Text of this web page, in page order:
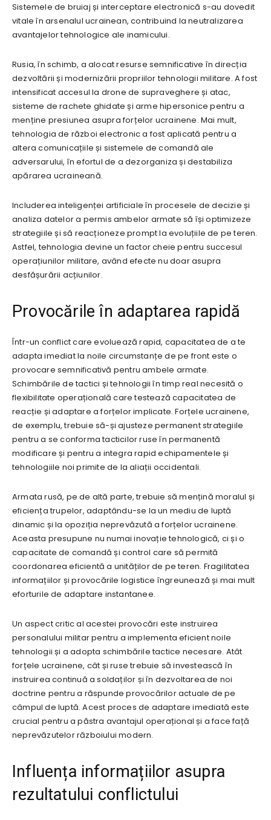
Sistemele de bruiaj și interceptare electronică s-au dovedit
vitale în arsenalul ucrainean, contribuind la neutralizarea
avantajelor tehnologice ale inamicului.
Rusia, în schimb, a alocat resurse semnificative în direcția
dezvoltării și modernizării propriilor tehnologii militare. A fost
intensificat accesul la drone de supraveghere și atac,
sisteme de rachete ghidate și arme hipersonice pentru a
menține presiunea asupra forțelor ucrainene. Mai mult,
tehnologia de război electronic a fost aplicată pentru a
altera comunicațiile și sistemele de comandă ale
adversarului, în efortul de a dezorganiza și destabiliza
apărarea ucraineană.
Includerea inteligenței artificiale în procesele de decizie și
analiza datelor a permis ambelor armate să își optimizeze
strategiile și să reacționeze prompt la evoluțiile de pe teren.
Astfel, tehnologia devine un factor cheie pentru succesul
operațiunilor militare, având efecte nu doar asupra
desfășurării acțiunilor.
Provocările în adaptarea rapidă
Într-un conflict care evoluează rapid, capacitatea de a te
adapta imediat la noile circumstanțe de pe front este o
provocare semnificativă pentru ambele armate.
Schimbările de tactici și tehnologii în timp real necesită o
flexibilitate operațională care testează capacitatea de
reacție și adaptare a forțelor implicate. Forțele ucrainene,
de exemplu, trebuie să-și ajusteze permanent strategiile
pentru a se conforma tacticilor ruse în permanentă
modificare și pentru a integra rapid echipamentele și
tehnologiile noi primite de la aliații occidentali.
Armata rusă, pe de altă parte, trebuie să mențină moralul și
eficiența trupelor, adaptându-se la un mediu de luptă
dinamic și la opoziția neprevăzută a forțelor ucrainene.
Aceasta presupune nu numai inovație tehnologică, ci și o
capacitate de comandă și control care să permită
coordonarea eficientă a unităților de pe teren. Fragilitatea
informațiilor și provocările logistice îngreunează și mai mult
eforturile de adaptare instantanee.
Un aspect critic al acestei provocări este instruirea
personalului militar pentru a implementa eficient noile
tehnologii și a adopta schimbările tactice necesare. Atât
forțele ucrainene, cât și ruse trebuie să investească în
instruirea continuă a soldaților și în dezvoltarea de noi
doctrine pentru a răspunde provocărilor actuale de pe
câmpul de luptă. Acest proces de adaptare imediată este
crucial pentru a păstra avantajul operațional și a face față
neprevăzutelor războiului modern.
Influența informațiilor asupra
rezultatului conflictului